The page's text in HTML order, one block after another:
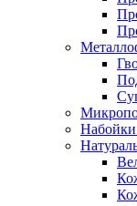
Набойки